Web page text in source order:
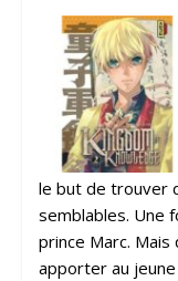
le but de trouver
semblables. Une
prince Marc.
apporter au jeune